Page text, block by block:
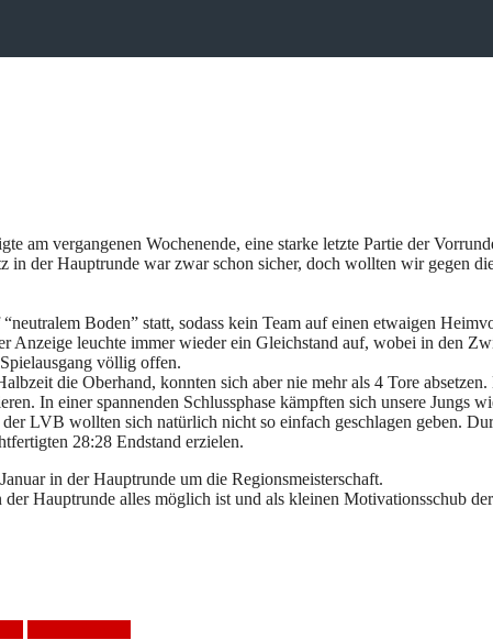
am vergangenen Wochenende, eine starke letzte Partie der
in der Hauptrunde war zwar schon sicher, doch wollten wir gegen
Boden” statt, sodass kein Team auf einen etwaigen
Anzeige leuchte immer wieder ein Gleichstand auf, wobei in den
völlig offen.
die Oberhand, konnten sich aber nie mehr als 4 Tore
In einer spannenden Schlussphase kämpften sich unsere Jungs
LVB wollten sich natürlich nicht so einfach geschlagen geben.
28:28 Endstand erzielen.
in der Hauptrunde um die Regionsmeisterschaft.
Hauptrunde alles möglich ist und als kleinen Motivationsschub